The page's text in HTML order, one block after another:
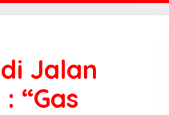
Jalan
“Gas